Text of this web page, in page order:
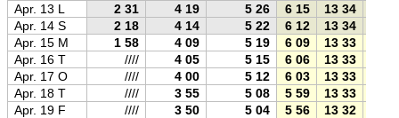
Apr. 13 L
2 31 4 19 5 26 6 15 13 34
Apr. 14 S
2 18 4 14 5 22 6 12 13 34
Apr. 15 M
1 58 4 09 5 19 6 09 13 33
Apr. 16 T
//// 4 05 5 15 6 06 13 33
Apr. 17 O
//// 4 00 5 12 6 03 13 33
Apr. 18 T
//// 3 55 5 08 5 59 13 33
Apr. 19 F
//// 3 50 5 04 5 56 13 32